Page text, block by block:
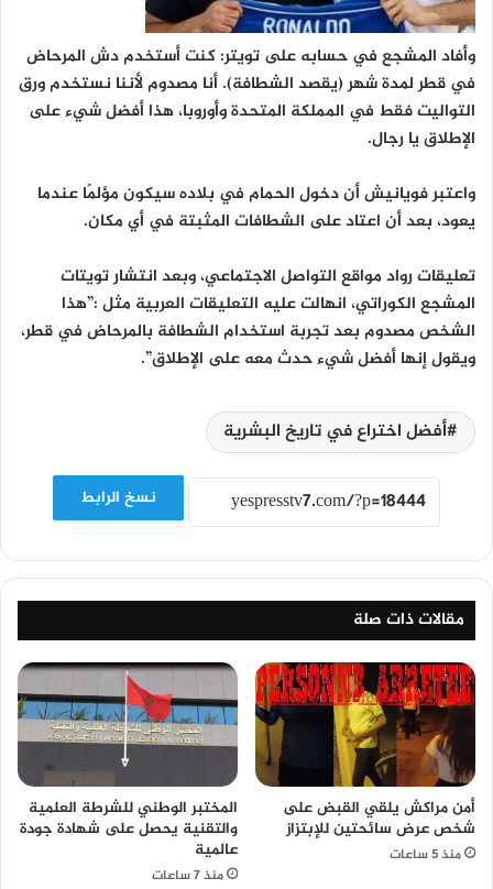
وأفاد المشجع في حسابه على تويتر: كنت أستخدم دش المرحاض
في قطر لمدة شهر (يقصد الشطافة). أنا مصدوم لأننا نستخدم ورق
التواليت فقط في المملكة المتحدة وأوروبا، هذا أفضل شيء على
الإطلاق يا رجال.
واعتبر فويانيش أن دخول الحمام في بلاده سيكون مؤلمًا عندما
يعود، بعد أن اعتاد على الشطافات المثبتة في أي مكان.
تعليقات رواد مواقع التواصل الاجتماعي، وبعد انتشار تويتات
المشجع الكوراتي، انهالت عليه التعليقات العربية مثل :”هذا
الشخص مصدوم بعد تجربة استخدام الشطافة بالمرحاض في قطر،
ويقول إنها أفضل شيء حدث معه على الإطلاق”.
أفضل اختراع في تاريخ البشرية
نسخ الرابط
مقالات ذات صلة
أمن مراكش يلقي القبض على
شخص عرض سائحتين للإبتزاز
منذ 5 ساعات
المختبر الوطني للشرطة العلمية
والتقنية يحصل على شهادة جودة
عالمية
منذ 7 ساعات